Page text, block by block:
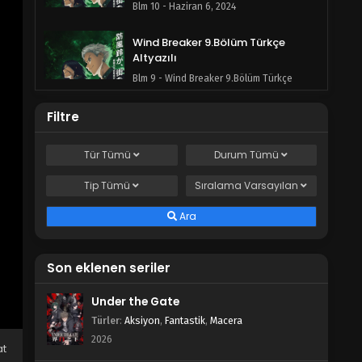
Blm 10 - Haziran 6, 2024
Wind Breaker 9.Bölüm Türkçe
Altyazılı
Blm 9 - Wind Breaker 9.Bölüm Türkçe
Wind Breaker 7.Bölüm Türkçe
Altyazılı
Altyazılı
Blm 6 - Mayıs 9, 2024
Filtre
TürTümü DurumTümü
TipTümü SıralamaVarsayılan
Ara
Son eklenen seriler
Under the Gate
Türler: Aksiyon, Fantastik, Macera
2026